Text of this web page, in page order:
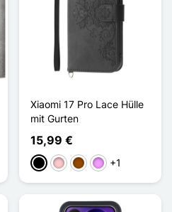
Xiaomi 17 Pro Lace Hülle
mit Gurten
15,99 €
Schwarz
PinkBraunHellviolett
+1